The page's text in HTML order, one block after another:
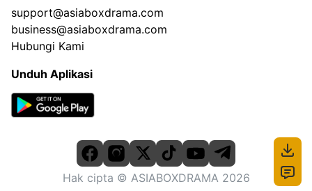
support@asiaboxdrama.com
business@asiaboxdrama.com
Hubungi Kami
Unduh Aplikasi
Hak cipta © ASIABOXDRAMA 2026